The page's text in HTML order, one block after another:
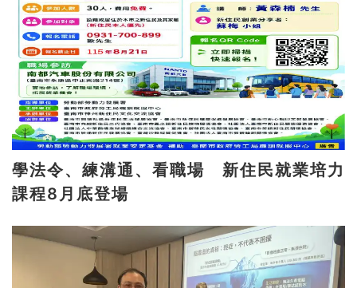
學法令、練溝通、看職場 新住民就業培力
課程8月底登場